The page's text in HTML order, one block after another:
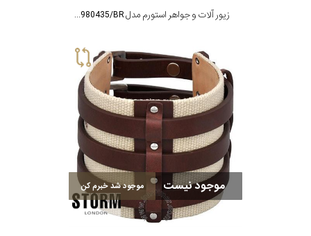
زیور آلات و جواهر استورم مدل ST9980435/BR
موجود نیست موجود شد خبرم کن